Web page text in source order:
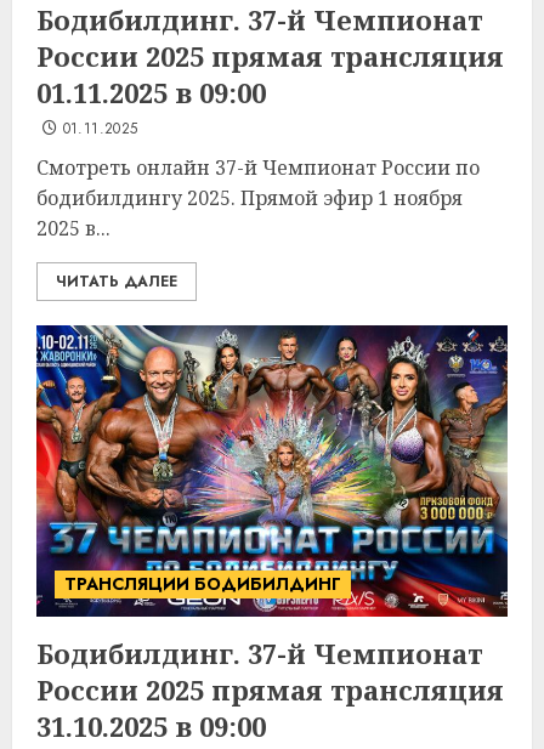
Бодибилдинг. 37-й Чемпионат
России 2025 прямая трансляция
01.11.2025 в 09:00
01.11.2025
Смотреть онлайн 37-й Чемпионат России по
бодибилдингу 2025. Прямой эфир 1 ноября
2025 в...
ЧИТАТЬ ДАЛЕЕ
ТРАНСЛЯЦИИ БОДИБИЛДИНГ
Бодибилдинг. 37-й Чемпионат
России 2025 прямая трансляция
31.10.2025 в 09:00